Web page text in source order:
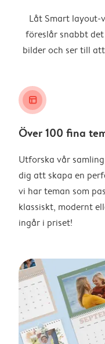
Låt Smart layout-
föreslår snabbt
bilder och ser till
layout_alt
Över 100 fina
Utforska vår
dig att skapa en
vi har teman som
klassiskt, modernt
ingår i priset!